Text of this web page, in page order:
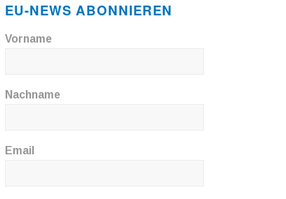
EU-NEWS ABONNIEREN
Vorname
Nachname
Email